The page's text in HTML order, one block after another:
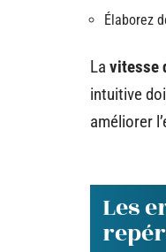
Élaborez
La vitesse
intuitive
améliorer
Les